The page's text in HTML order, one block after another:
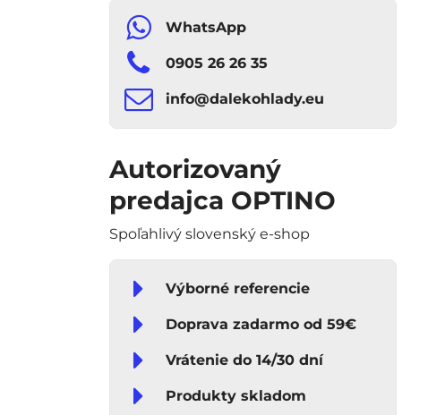
WhatsApp
0905 26 26 35
info​​@dalekohlady​​.eu
Autorizovaný
predajca OPTINO
Spoľahlivý slovenský e-shop
Výborné referencie
Doprava zadarmo od 59€
Vrátenie do 14/30 dní
Produkty skladom